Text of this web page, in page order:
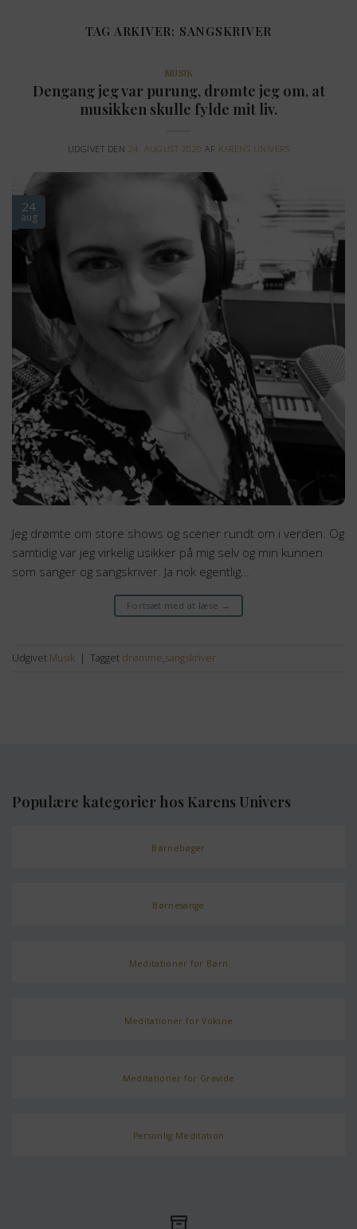
TAG ARKIVER: SANGSKRIVER
MUSIK
Dengang jeg var purung, drømte jeg om, at
musikken skulle fylde mit liv.
UDGIVET DEN 24. AUGUST 2020 AF KARENS UNIVERS
24
aug
Jeg drømte om store shows og scener rundt om i verden. Og
samtidig var jeg virkelig usikker på mig selv og min kunnen
som sanger og sangskriver. Ja nok egentlig…
Fortsæt med at læse →
Udgivet Musik | Tagget drømme,sangskriver
Populære kategorier hos Karens Univers
Børnebøger
Børnesange
Meditationer for Børn
Meditationer for Voksne
Meditationer for Gravide
Personlig Meditation